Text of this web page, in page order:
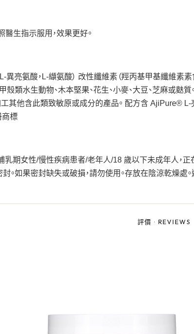
醫生指示服用，效果更好。
異亮氨酸，L-纈氨酸） 改性纖維素（羥丙基甲基纖維素
殼類水生動物、木本堅果、花生、小麥、大豆、芝麻或麩
其他含此類致敏原或成分的產品。 配方含 AjiPure®
商標
乳期女性/慢性疾病患者/老年人/18 歲以下未成年人，
。如果密封缺失或破損，請勿使用。存放在陰涼乾燥處。
評價 · REVIEWS